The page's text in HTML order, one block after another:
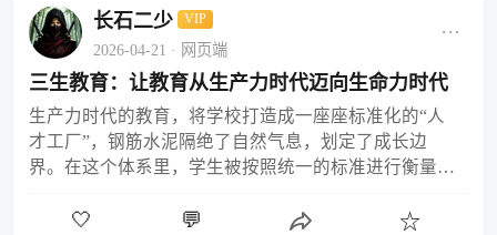
长石二少 VIP
2026-04-21 · 网页端
···
三生教育：让教育从生产力时代迈向生命力时代
生产力时代的教育，将学校打造成一座座标准化的“人
才工厂”，钢筋水泥隔绝了自然气息，划定了成长边
界。在这个体系里，学生被按照统一的标准进行衡量和
教育模式在…
🤍 💬 ☆